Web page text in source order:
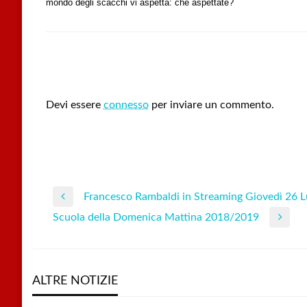
mondo degli scacchi vi aspetta: che aspettate?
Devi essere connesso per inviare un commento.
Navigazione
Post
Francesco Rambaldi in Streaming Giovedì 26
Scuola della Domenica Mattina 2018/2019
ALTRE NOTIZIE